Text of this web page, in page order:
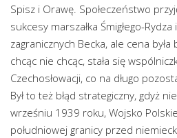
Spisz i Orawę. Społeczeństwo
sukcesy marszałka Śmigłego-
zagranicznych Becka, ale cena
chcąc nie chcąc, stała się
Czechosłowacji, co na długo
Był to też błąd strategiczny, gdyż
wrześniu 1939 roku, Wojsko
południowej granicy przed